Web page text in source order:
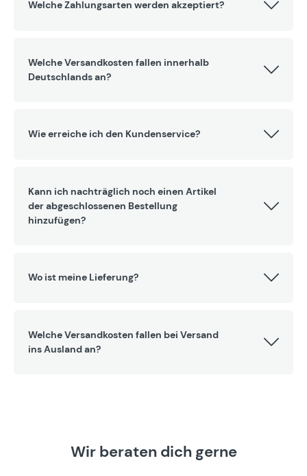
Welche Zahlungsarten werden akzeptiert?
Welche Versandkosten fallen innerhalb
Deutschlands an?
Wie erreiche ich den Kundenservice?
Kann ich nachträglich noch einen Artikel
der abgeschlossenen Bestellung
hinzufügen?
Wo ist meine Lieferung?
Welche Versandkosten fallen bei Versand
ins Ausland an?
Wir beraten dich gerne